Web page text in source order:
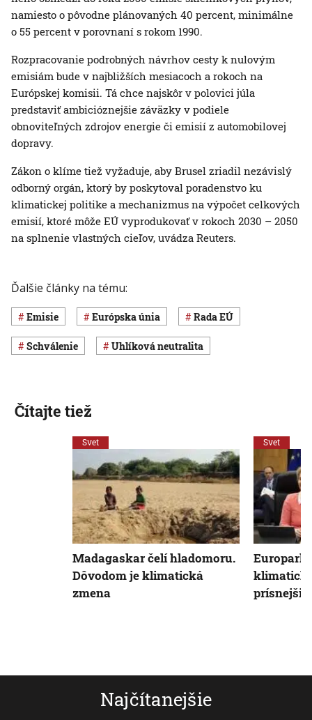
namiesto o pôvodne plánovaných 40 percent, minimálne
o 55 percent v porovnaní s rokom 1990.
Rozpracovanie podrobných návrhov cesty k nulovým
emisiám bude v najbližších mesiacoch a rokoch na
Európskej komisii. Tá chce najskôr v polovici júla
predstaviť ambicióznejšie záväzky v podiele
obnoviteľných zdrojov energie či emisií z automobilovej
dopravy.
Zákon o klíme tiež vyžaduje, aby Brusel zriadil nezávislý
odborný orgán, ktorý by poskytoval poradenstvo ku
klimatickej politike a mechanizmus na výpočet celkových
emisií, ktoré môže EÚ vyprodukovať v rokoch 2030 – 2050
na splnenie vlastných cieľov, uvádza Reuters.
Ďalšie články na tému:
Emisie Európska únia Rada EÚ
schválenie uhlíková neutralita
Najčítanejšie
Čítajte tiež
Svet
Madagaskar čelí hladomoru.
Dôvodom je klimatická
zmena
Svet
prísnejšie